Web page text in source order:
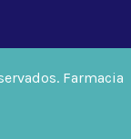
Farmacia